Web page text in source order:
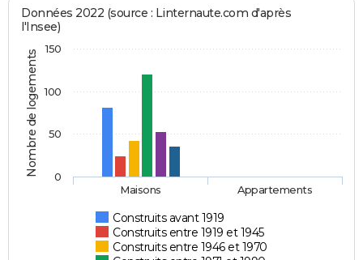
Nombre de logements
Données 2022 (source : Linternaute.com d'après
l'Insee)
Construits avant 1919
Construits entre 1919 et 1945
Construits entre 1946 et 1970
Maisons Appartements
0
50
100
150